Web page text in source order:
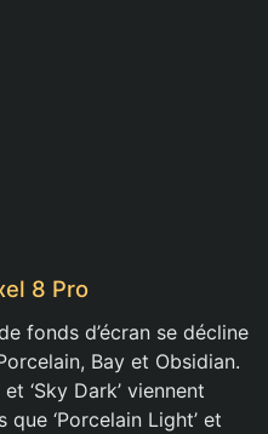
8 Pro
fonds d’écran se décline
Bay et Obsidian.
‘Sky Dark’ viennent
‘Porcelain Light’ et